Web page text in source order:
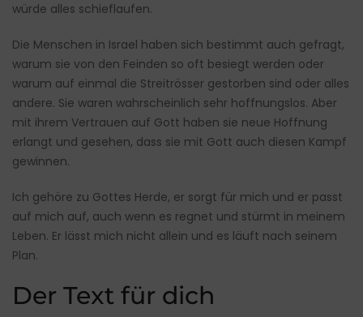
würde alles schieflaufen.
Die Menschen in Israel haben sich bestimmt auch gefragt,
warum sie von den Feinden so oft besiegt werden oder
warum auf einmal die Streitrösser gestorben sind oder alles
andere. Sie waren wahrscheinlich sehr hoffnungslos. Aber
mit ihrem Vertrauen auf Gott haben sie neue Hoffnung
erlangt und gesehen, dass sie mit Gott auch diesen Kampf
gewinnen.
Ich gehöre zu Gottes Herde, er sorgt für mich und er passt
auf mich auf, auch wenn es regnet und stürmt in meinem
Leben. Er lässt mich nicht allein und es läuft nach seinem
Plan.
Der Text für dich